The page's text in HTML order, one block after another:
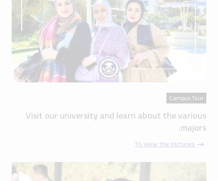
Campus Tour
Visit our university and learn about the various
majors.
To view the pictures